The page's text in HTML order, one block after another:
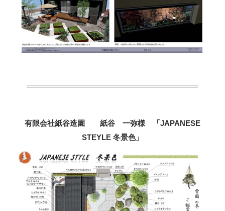
有限会社紙谷造園 紙谷 一弥様 「JAPANESE
STEYLE 冬景色」